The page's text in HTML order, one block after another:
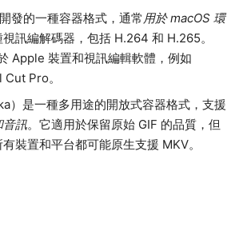
發的一種容器格式，通常用於 macOS 環
訊編解碼器，包括 H.264 和 H.265。
Apple 裝置和視訊編輯軟體，例如
Pro。
）是一種多用途的開放式容器格式，支援
音訊。它適用於保留原始 GIF 的品質，但
裝置和平台都可能原生支援 MKV。